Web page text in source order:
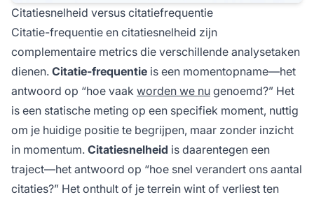
Citatiesnelheid versus citatiefrequentie
Citatie-frequentie en citatiesnelheid zijn
complementaire metrics die verschillende analysetaken
dienen. Citatie-frequentie is een momentopname—het
antwoord op “hoe vaak worden we nu genoemd?” Het
is een statische meting op een specifiek moment, nuttig
om je huidige positie te begrijpen, maar zonder inzicht
in momentum. Citatiesnelheid is daarentegen een
traject—het antwoord op “hoe snel verandert ons aantal
citaties?” Het onthult of je terrein wint of verliest ten